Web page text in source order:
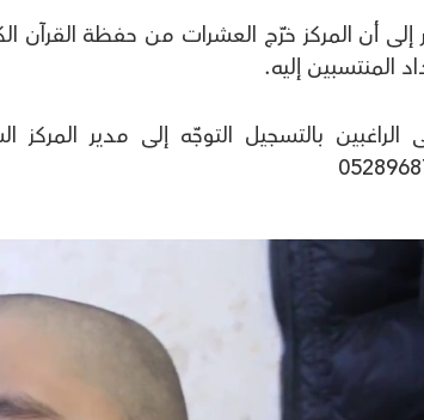
إلى أن المركز خرّج العشرات من حفظة القرآن
المنتسبين إليه.
الراغبين بالتسجيل التوجّه إلى مدير